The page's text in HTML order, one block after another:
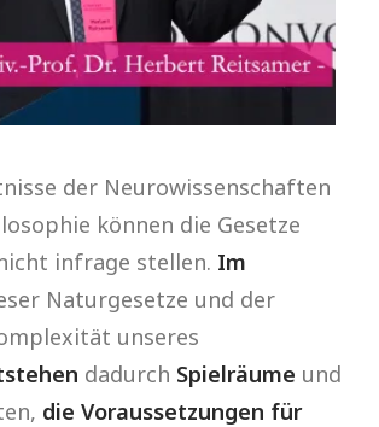
der Neurowissenschaften
können die Gesetze
infrage stellen. Im
Naturgesetze und der
unseres
dadurch Spielräume und
die Voraussetzungen für